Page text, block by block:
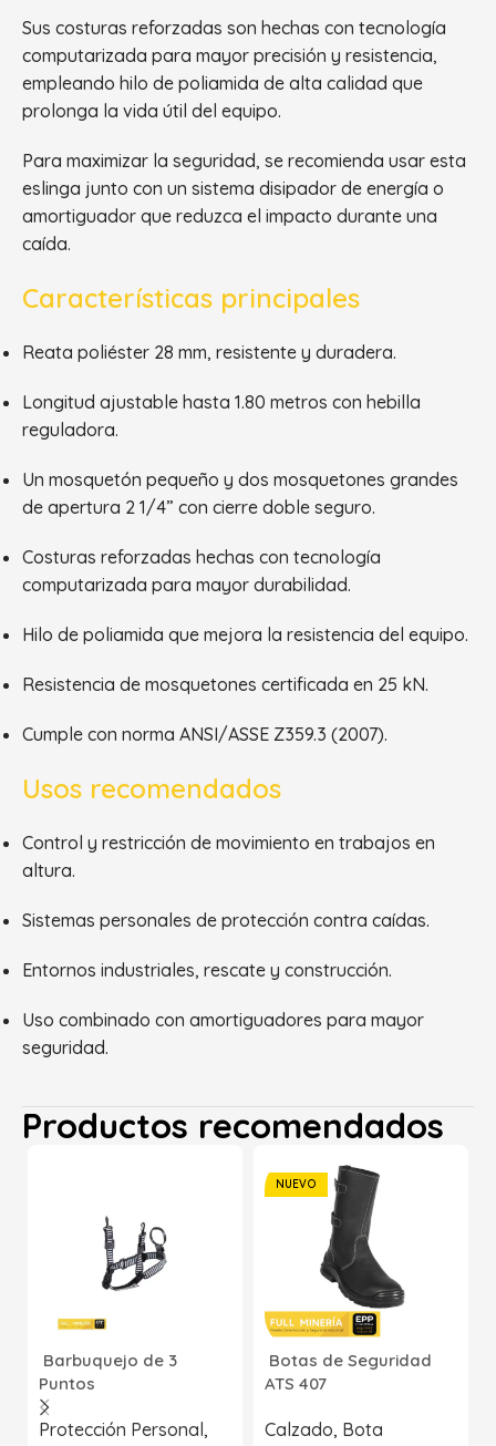
Sus costuras reforzadas son hechas con tecnología
computarizada para mayor precisión y resistencia,
empleando hilo de poliamida de alta calidad que
prolonga la vida útil del equipo.
Para maximizar la seguridad, se recomienda usar esta
eslinga junto con un sistema disipador de energía o
amortiguador que reduzca el impacto durante una
caída.
Características principales
Reata poliéster 28 mm, resistente y duradera.
Longitud ajustable hasta 1.80 metros con hebilla
reguladora.
Un mosquetón pequeño y dos mosquetones grandes
de apertura 2 1/4” con cierre doble seguro.
Costuras reforzadas hechas con tecnología
computarizada para mayor durabilidad.
Hilo de poliamida que mejora la resistencia del equipo.
Resistencia de mosquetones certificada en 25 kN.
Cumple con norma ANSI/ASSE Z359.3 (2007).
Usos recomendados
Control y restricción de movimiento en trabajos en
altura.
Sistemas personales de protección contra caídas.
Entornos industriales, rescate y construcción.
Uso combinado con amortiguadores para mayor
seguridad.
Productos recomendados
Barbuquejo de 3
Puntos
Protección Personal,
NUEVO
Botas de Seguridad
ATS 407
Calzado, Bota